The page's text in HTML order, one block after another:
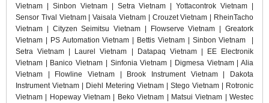
Vietnam | Sinbon Vietnam | Setra Vietnam | Yottacontrok Vietnam |
Sensor Tival Vietnam | Vaisala Vietnam | Crouzet Vietnam | RheinTacho
Vietnam | Cityzen Seimitsu Vietnam | Flowserve Vietnam | Greatork
Vietnam | PS Automation Vietnam | Bettis Vietnam | Sinbon Vietnam |
Setra Vietnam | Laurel Vietnam | Datapaq Vietnam | EE Electronik
Vietnam | Banico Vietnam | Sinfonia Vietnam | Digmesa Vietnam | Alia
Vietnam | Flowline Vietnam | Brook Instrument Vietnam | Dakota
Instrument Vietnam | Diehl Metering Vietnam | Stego Vietnam | Rotronic
Vietnam | Hopeway Vietnam | Beko Vietnam | Matsui Vietnam | Westec